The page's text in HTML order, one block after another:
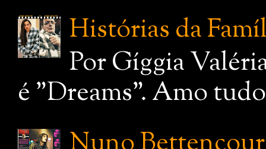
Histórias da
Por Gíggia
é "Dreams". Amo